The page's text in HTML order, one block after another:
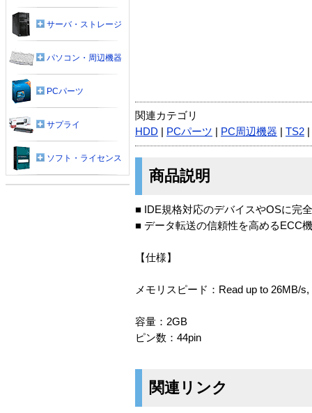
関連カテゴリ
HDD
PCパーツ PC周辺機器 TS2
商品説明
■ IDE規格対応のデバイスやOSに完
■ データ転送の信頼性を高めるECC
【仕様】
メモリスピード：Read up to 26MB/
容量：2GB
ピン数：44pin
関連リンク
サーバ・ストレージ
パソコン・周辺機器
PCパーツ
サプライ
ソフト・ライセンス